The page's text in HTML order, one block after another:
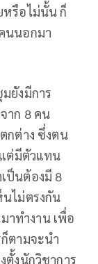
หรือไม่นั้น ก็
นนอกมา
ยังมีการ
าก 8 คน
กต่าง ซึ่งตน
ต่มีตัวแทน
ป็นต้องมี 8
ไม่ตรงกัน
าทำงาน เพื่อ
ตามจะนำ
ตั้งนักวิชาการ